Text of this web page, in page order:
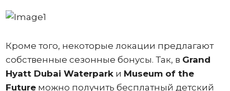
Кроме того, некоторые локации предлагают
собственные сезонные бонусы. Так, в Grand
Hyatt Dubai Waterparkи Museum of the
Futureможно получить бесплатный детский